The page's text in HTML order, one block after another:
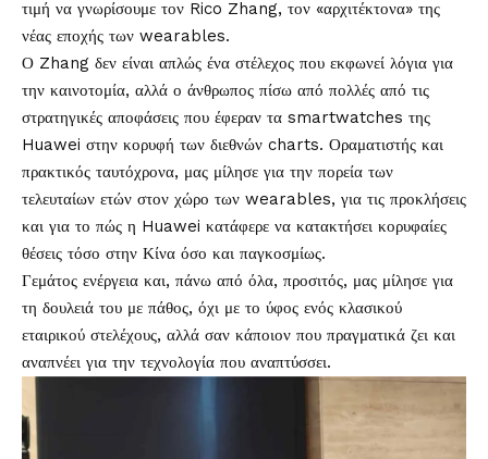
τιμή να γνωρίσουμε τον Rico Zhang, τον «αρχιτέκτονα» της
νέας εποχής των wearables.
Ο Zhang δεν είναι απλώς ένα στέλεχος που εκφωνεί λόγια για
την καινοτομία, αλλά ο άνθρωπος πίσω από πολλές από τις
στρατηγικές αποφάσεις που έφεραν τα smartwatches της
Huawei στην κορυφή των διεθνών charts. Οραματιστής και
πρακτικός ταυτόχρονα, μας μίλησε για την πορεία των
τελευταίων ετών στον χώρο των wearables, για τις προκλήσεις
και για το πώς η Huawei κατάφερε να κατακτήσει κορυφαίες
θέσεις τόσο στην Κίνα όσο και παγκοσμίως.
Γεμάτος ενέργεια και, πάνω από όλα, προσιτός, μας μίλησε για
τη δουλειά του με πάθος, όχι με το ύφος ενός κλασικού
εταιρικού στελέχους, αλλά σαν κάποιον που πραγματικά ζει και
αναπνέει για την τεχνολογία που αναπτύσσει.